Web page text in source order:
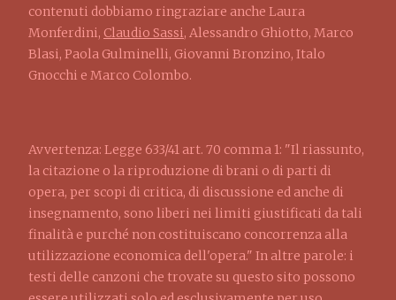
contenuti dobbiamo ringraziare anche Laura
Monferdini, Claudio Sassi, Alessandro Ghiotto, Marco
Blasi, Paola Gulminelli, Giovanni Bronzino, Italo
Gnocchi e Marco Colombo.
Avvertenza: Legge 633/41 art. 70 comma 1: "Il riassunto,
la citazione o la riproduzione di brani o di parti di
opera, per scopi di critica, di discussione ed anche di
insegnamento, sono liberi nei limiti giustificati da tali
finalità e purché non costituiscano concorrenza alla
utilizzazione economica dell'opera." In altre parole: i
testi delle canzoni che trovate su questo sito possono